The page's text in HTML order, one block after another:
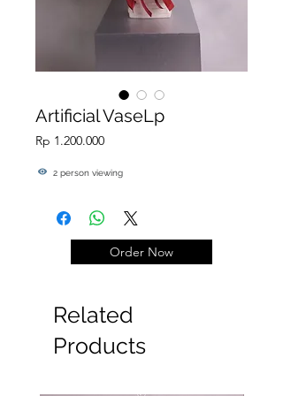
Artificial VaseLp
Rp 1.200.000Price
2 person viewing
Order Now
Related
Products